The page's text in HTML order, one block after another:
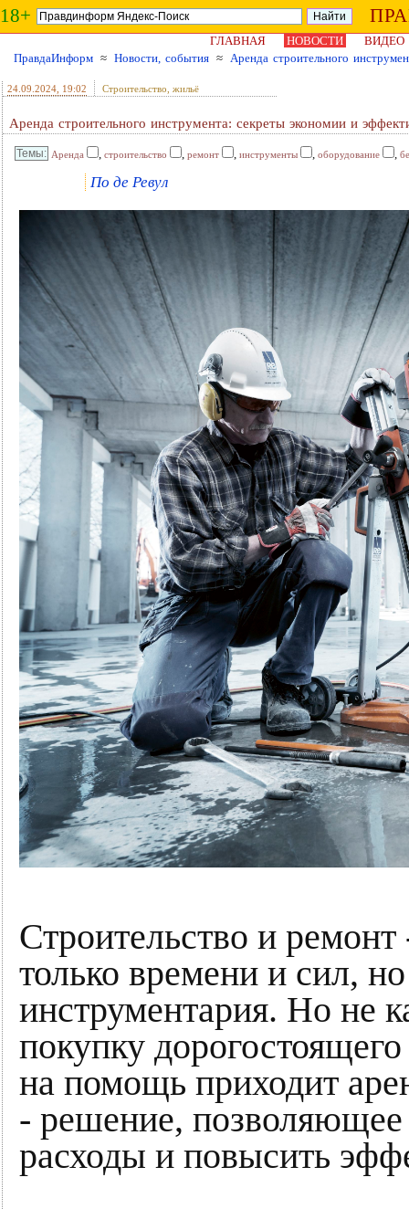
18+
ГЛАВНАЯ НОВОСТИ
ВИДЕО
ПравдаИнформ ≈ Новости, события ≈ Аренда строительного
24.09.2024 , 19:02 Строительство, жильё
Аренда строительного инструмента: секреты экономии и
Аренда , строительство , ремонт , инструменты , оборудование ,
По де Ревул
Строительство и
только времени и сил,
инструментария. Но не
покупку
на помощь приходит
- решение, позволяющее
расходы и повысить